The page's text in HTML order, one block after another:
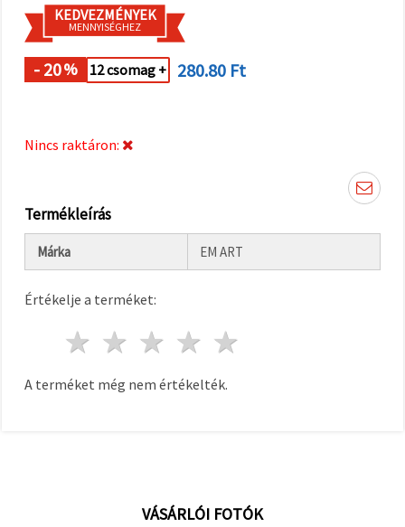
megadhatja
preferenciáit
az adott
kiválasztásával
és a
mindet
Beállítások
KEDVEZMÉNYEK
MENNYISÉGHEZ
- 20% 12 csomag + 280.80 Ft
Nincs raktáron:
Termékleírás
Márka EM ART
Értékelje a terméket:
4 csillagok
3 csillagok
2 csillagok
1 csillag
A terméket még nem értékelték.
VÁSÁRLÓI FOTÓK